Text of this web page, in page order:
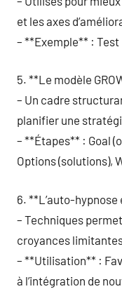
et les axes
– **Exemple** : Test
5. **Le modèle
– Un cadre
planifier une
– **Étapes** : Goal
Options (solutions),
6. **L’auto-
– Techniques
croyances
– **Utilisation** :
à l’intégration de